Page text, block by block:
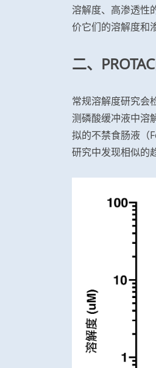
溶解度、高渗透性
价它们的溶解度和
二、
常规溶解度研究会
测磷酸缓冲液中溶
拟的不禁食肠液（
研究中发现相似的